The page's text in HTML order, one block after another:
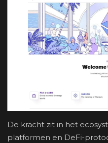
De kracht zit in het
platformen en DeFi-